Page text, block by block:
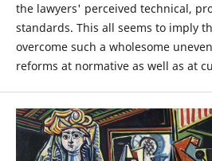
the lawyers' perceived technical,
standards. This all seems to imply
overcome such a wholesome
reforms at normative as well as at